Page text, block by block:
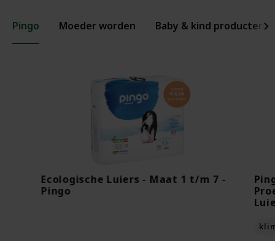
Pingo Moeder worden Baby & kind producten
Ecologische Luiers - Maat 1 t/m 7 -
Pingo